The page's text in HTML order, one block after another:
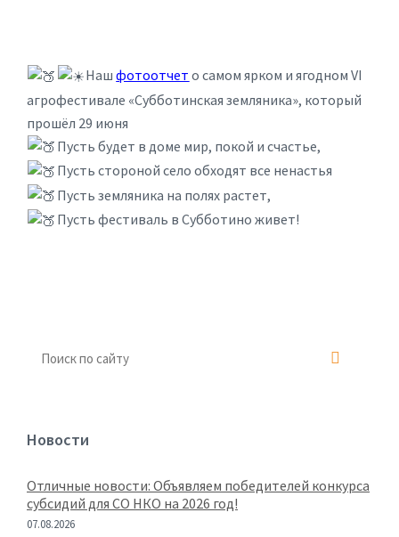
Нашфотоотчет о самом ярком и ягодном VI
агрофестивале «Субботинская земляника», который
прошёл 29 июня
Пусть будет в доме мир, покой и счастье,
Пусть стороной село обходят все ненастья
Пусть земляника на полях растет,
Пусть фестиваль в Субботино живет!
Новости
Отличные новости: Объявляем победителей конкурса
субсидий для СО НКО на 2026 год!
07.08.2026